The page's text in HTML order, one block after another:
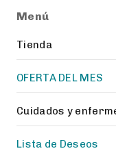
Menú
Tienda
OFERTA DEL MES
Cuidados y
Lista de Deseos